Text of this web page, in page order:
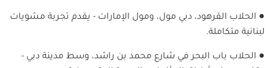
● الحلاب القرهود، دبي مول، ومول الإمارات - يقدم تجربة مشويات
لبنانية متكاملة.
● الحلاب باب البحر في شارع محمد بن راشد، وسط مدينة دبي -